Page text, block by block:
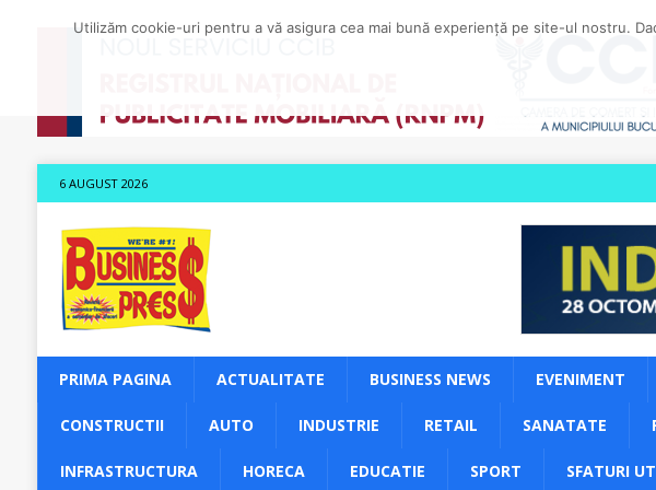
6 AUGUST 2026
PRIMA PAGINA ACTUALITATE BUSINESS NEWS EVENIMENT
CONSTRUCTII AUTO INDUSTRIE RETAIL SANATATE
INFRASTRUCTURA HORECA EDUCATIE SPORT SFATURI
Utilizăm cookie-uri pentru a vă asigura cea mai bună experiență pe site-ul nostru.